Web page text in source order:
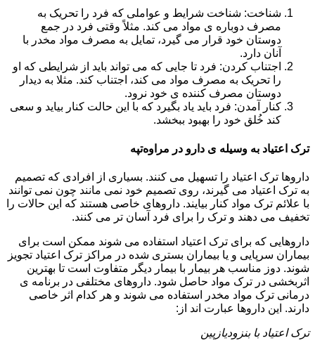
شناخت: شناخت شرایط و عواملی که فرد را تحریک به
مصرف دوباره ی مواد می کند. مثلاً وقتی فرد در جمع
دوستان خود قرار می گیرد، تمایل به مصرف مواد مخدر با
آنان دارد.
اجتناب کردن: فرد تا جایی که می تواند باید از شرایطی که او
را تحریک به مصرف مواد می کند، اجتناب کند. مثلا به دیدار
دوستان مصرف کننده ی خود نرود.
کنار آمدن: فرد باید یاد بگیرد که با این حالت کنار بیاید و سعی
کند خُلق خود را بهبود ببخشد.
ترک اعتیاد به وسیله ی دارو در مراوه‌تپه
داروها ترک اعتیاد را تسهیل می کنند. بسیاری از افرادی که تصمیم
به ترک اعتیاد می گیرند، روی تصمیم خود نمی مانند چون نمی توانند
با علائم ترک مواد کنار بیایند. داروهای خاصی هستند که این حالات را
تخفیف می دهند و ترک را برای فرد آسان تر می کنند.
داروهایی که برای ترک اعتیاد استفاده می شوند ممکن است برای
بیماران سرپایی و یا بیماران بستری شده در مراکز ترک اعتیاد تجویز
شوند. دوز مناسب هر بیمار با بیمار دیگر متفاوت است تا بهترین
اثربخشی در ترک مواد حاصل شود. داروهای مختلفی در برنامه ی
درمانی ترک مواد مخدر استفاده می شوند و هر کدام اثر خاصی
دارند. این داروها عبارت اند از:
ترک اعتیاد با بنزودیازپین